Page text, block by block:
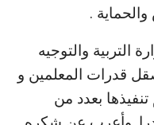
.
التربية والتوجيه
قدرات المعلمين و
بعدد من